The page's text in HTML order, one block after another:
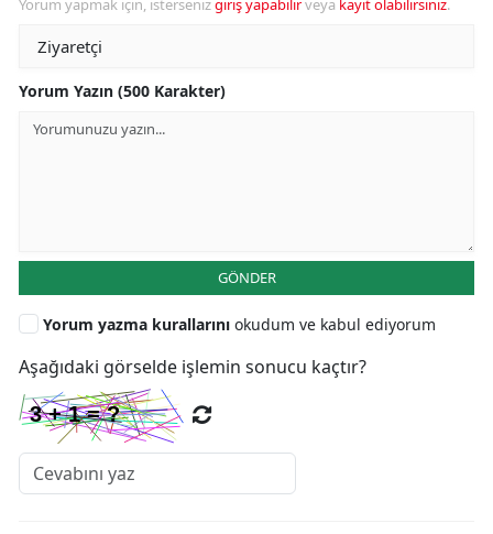
Yorum yapmak için, istersenizgiriş yapabilirveya kayıt olabilirsiniz.
Yorum Yazın (500 Karakter)
GÖNDER
Yorum yazma kurallarını okudum ve kabul ediyorum
Aşağıdaki görselde işlemin sonucu kaçtır?